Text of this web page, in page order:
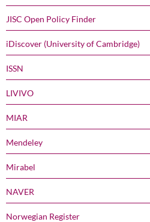
JISC Open Policy Finder
iDiscover (University of Cambridge)
ISSN
LIVIVO
MIAR
Mendeley
Mirabel
NAVER
Norwegian Register